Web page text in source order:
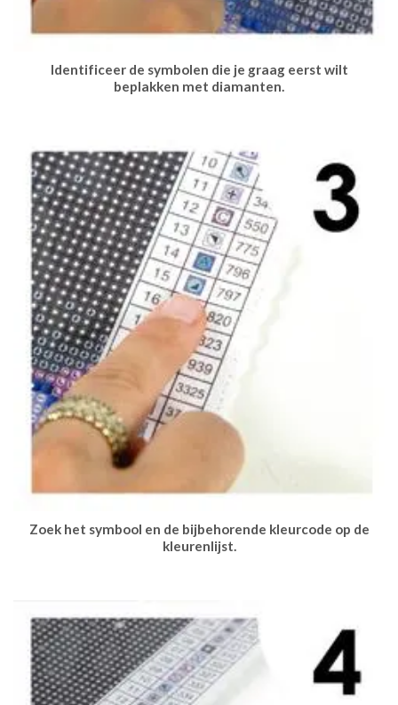
Identificeer de symbolen die je graag eerst wilt
beplakken met diamanten.
Zoek het symbool en de bijbehorende kleurcode op de
kleurenlijst.